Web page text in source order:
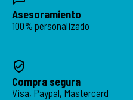
Asesoramiento
100% personalizado
Compra segura
Visa, Paypal, Mastercard